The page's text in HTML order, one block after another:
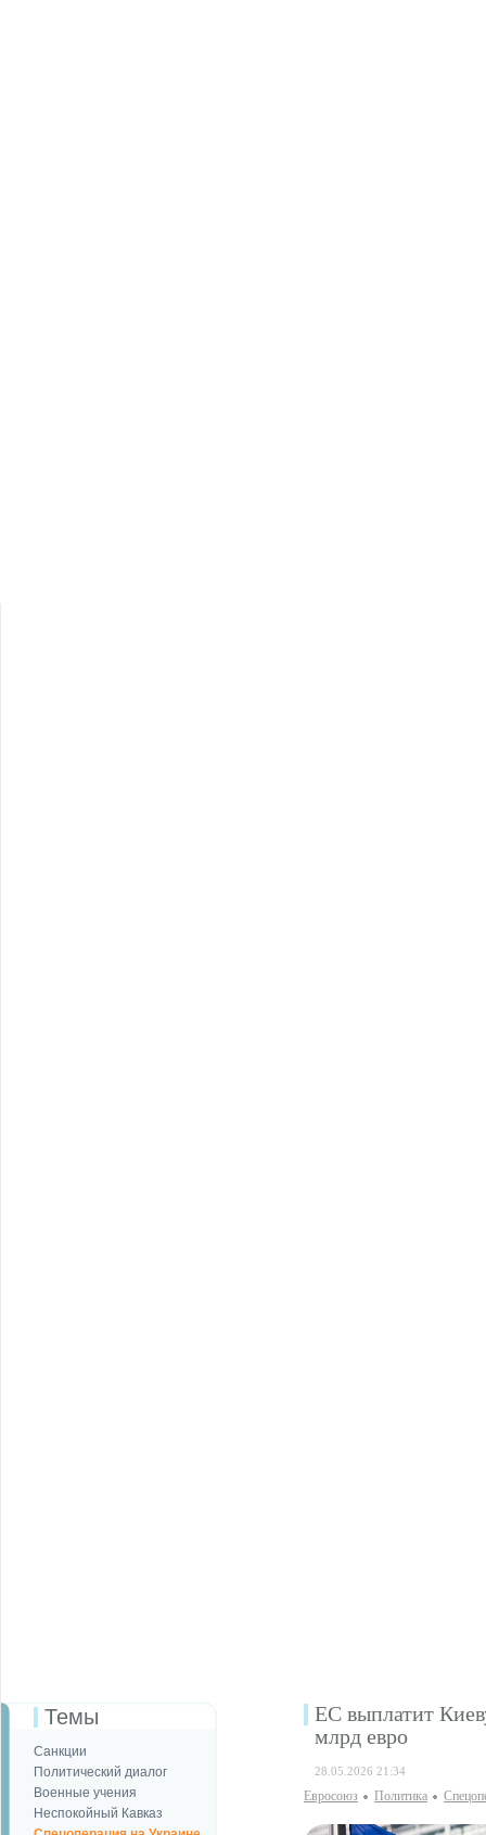
Темы
Санкции
Политический диалог
Военные учения
Неспокойный Кавказ
ЕС выплатит
млрд евро
28.05.2026 21:34
Евросоюз Политика